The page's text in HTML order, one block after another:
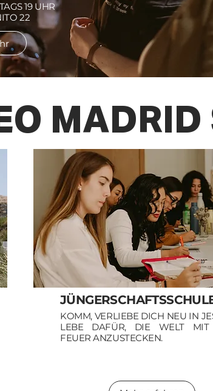
19 UHR
22
KOMM, VERLIEBE DICH NEU IN
LEBE DAFÜR, DIE WELT MIT
FEUER ANZUSTECKEN.
MADRID